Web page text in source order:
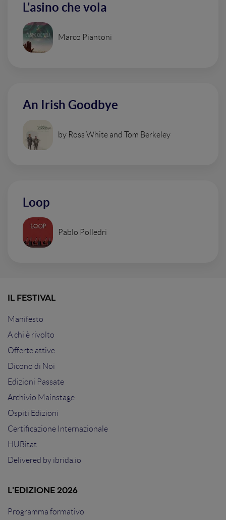
L'asino che vola
Marco Piantoni
An Irish Goodbye
by Ross White and Tom Berkeley
Loop
Pablo Polledri
IL FESTIVAL
Manifesto
A chi è rivolto
Offerte attive
Dicono di Noi
Edizioni Passate
Archivio Mainstage
Ospiti Edizioni
Certificazione Internazionale
HUBitat
Delivered by ibrida.io
L'EDIZIONE 2026
Programma formativo